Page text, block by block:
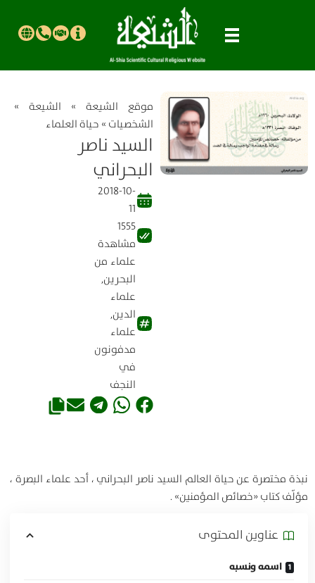
موقع الشیعة» الشيعة»
الشخصيات » حياة العلماء
السيد ناصر
البحراني
2018-10-
11
1555
مشاهدة
علماء من
البحرين,
علماء
الدين,
علماء
مدفونون
في
النجف
نبذة مختصرة عن حياة العالم السيد ناصر البحراني ، أحد علماء البصرة ،
مؤلّف كتاب «خصائص المؤمنين» .
عناوين المحتوی
اسمه ونسبه